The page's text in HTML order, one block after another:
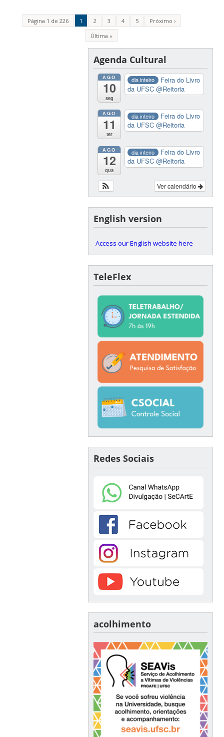
Página 1 de 226 1 2 3 4 5
Próximo ›
Última »
Agenda Cultural
AGO
10
seg
dia inteiro
Feira do Livro
da UFSC@Reitoria
AGO
11
ter
dia inteiro
Feira do Livro
da UFSC@Reitoria
AGO
12
qua
dia inteiro
Feira do Livro
da UFSC@Reitoria
Ver calendário
English version
Access our English website here
TeleFlex
Redes Sociais
acolhimento